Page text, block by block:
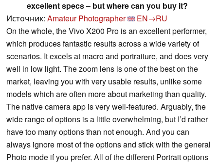
excellent specs – but where can you buy it?
Источник: Amateur Photographer
EN→RU
On the whole, the Vivo X200 Pro is an excellent performer,
which produces fantastic results across a wide variety of
scenarios. It excels at macro and portraiture, and does very
well in low light. The zoom lens is one of the best on the
market, leaving you with very usable results, unlike some
models which are often more about marketing than quality.
The native camera app is very well-featured. Arguably, the
wide range of options is a little overwhelming, but I’d rather
have too many options than not enough. And you can
always ignore most of the options and stick with the general
Photo mode if you prefer. All of the different Portrait options